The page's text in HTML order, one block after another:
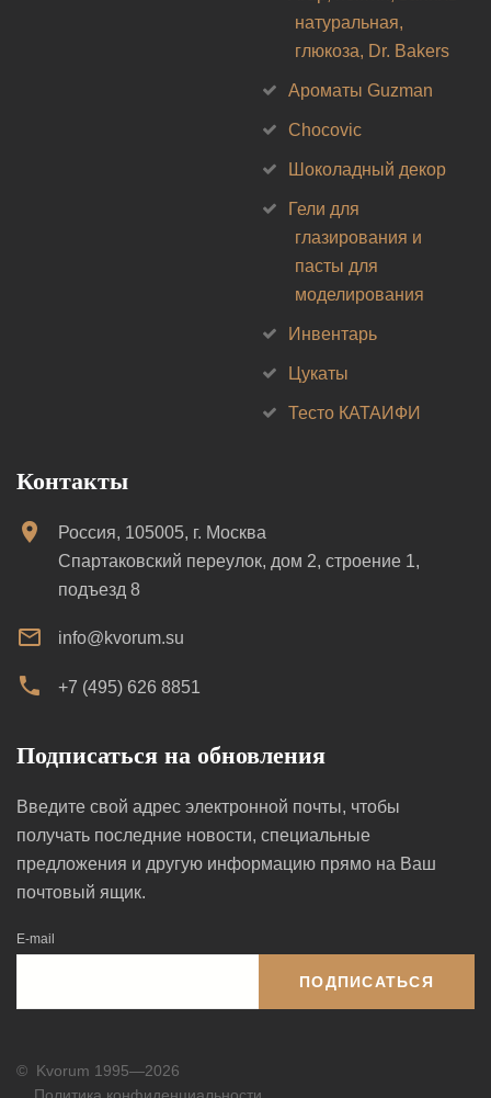
натуральная,
глюкоза, Dr. Bakers
Ароматы Guzman
Chocovic
Шоколадный декор
Гели для
глазирования и
пасты для
моделирования
Инвентарь
Цукаты
Тесто КАТАИФИ
Контакты
Россия, 105005, г. Москва
Спартаковский переулок, дом 2, строение 1,
подъезд 8
info@kvorum.su
+7 (495) 626 8851
Подписаться на обновления
Введите свой адрес электронной почты, чтобы
получать последние новости, специальные
предложения и другую информацию прямо на Ваш
почтовый ящик.
E-mail
ПОДПИСАТЬСЯ
© Kvorum 1995—2026
Политика конфиденциальности